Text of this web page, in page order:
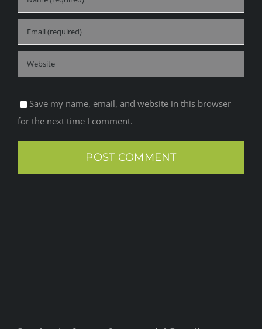
Save my name, email, and website in this browser
for the next time I comment.